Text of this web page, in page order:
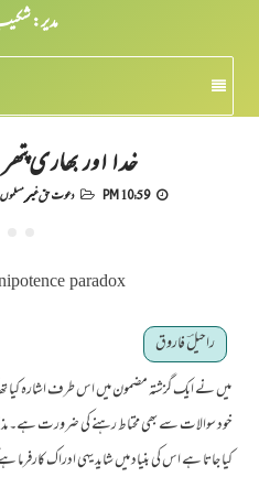
مدیر:
خدا اور بھاری
10:59 PM دعوت حق غیر
paradox
راحیلؔ فاروق
میں نے ایک گزشتہ مضمون میں اس طرف اشارہ کیا
خود سوالات سے بھی محتاط رہنے کی ضرورت ہے۔
کیا جاتا ہے اس کی بنیاد میں شاید یہی ادراک